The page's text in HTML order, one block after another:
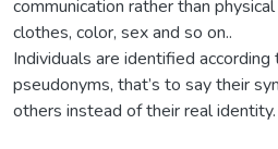
communication rather than
clothes, color, sex and so on..
Individuals are identified
pseudonyms, that’s to say their
others instead of their real identity.